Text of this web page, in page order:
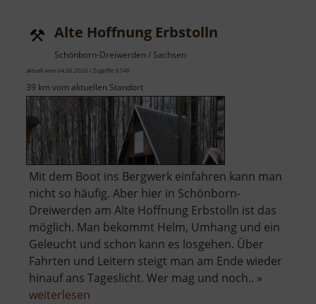
Alte Hoffnung Erbstolln
Schönborn-Dreiwerden / Sachsen
aktuell vom 04.06.2026 / Zugriffe: 6748
39 km vom aktuellen Standort
Mit dem Boot ins Bergwerk einfahren kann man
nicht so häufig. Aber hier in Schönborn-
Dreiwerden am Alte Hoffnung Erbstolln ist das
möglich. Man bekommt Helm, Umhang und ein
Geleucht und schon kann es losgehen. Über
Fahrten und Leitern steigt man am Ende wieder
hinauf ans Tageslicht. Wer mag und noch.. »
weiterlesen